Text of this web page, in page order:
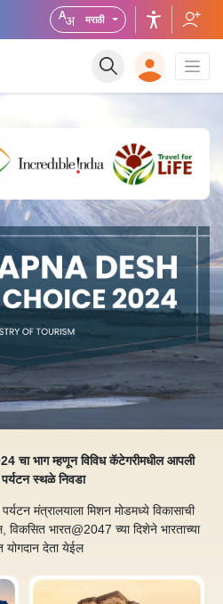
मराठी
चा भाग म्हणून विविध कॅटेगरीमधील आपली
स्थळे निवडा
मंत्रालयाला मिशन मोडमध्ये विकासाची
भारत@2047 च्या दिशेने भारताच्या
योगदान देता येईल